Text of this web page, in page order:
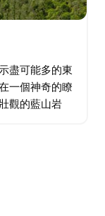
盡可能多的東
一個神奇的瞭
觀的藍山岩